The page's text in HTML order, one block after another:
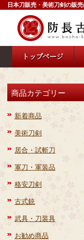
日本刀販売・美術刀剣の販
商品カテゴリー
新着商品
美術刀剣
居合・試斬刀
軍刀・軍装品
格安刀剣
古式銃
武具・刀装具
お勧め商品